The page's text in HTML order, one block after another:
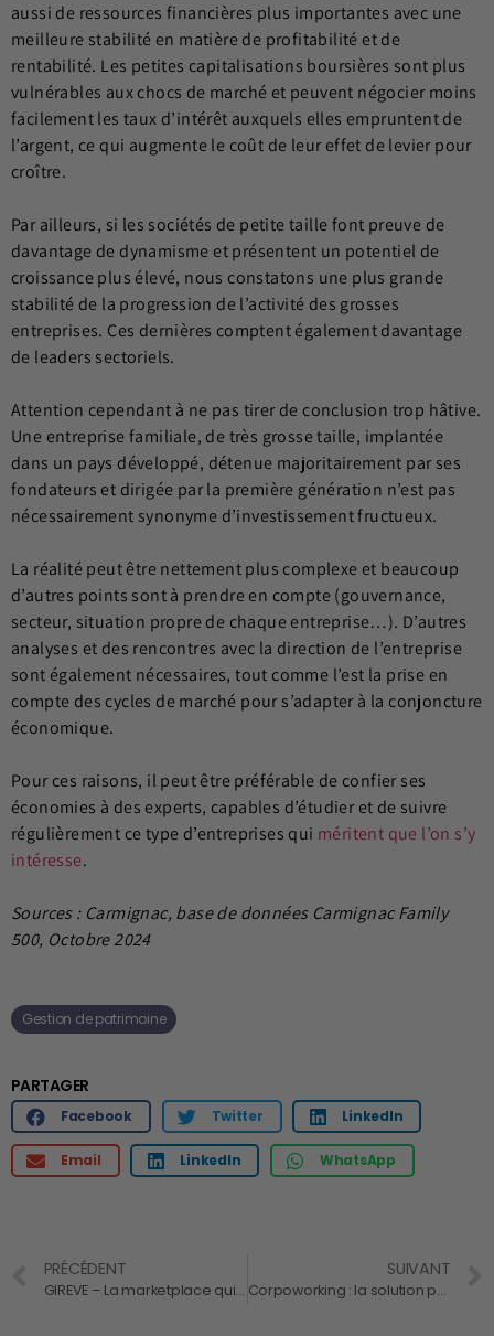
aussi de ressources financières plus importantes avec une
meilleure stabilité en matière de profitabilité et de
rentabilité. Les petites capitalisations boursières sont plus
vulnérables aux chocs de marché et peuvent négocier moins
facilement les taux d’intérêt auxquels elles empruntent de
l’argent, ce qui augmente le coût de leur effet de levier pour
croître.
Par ailleurs, si les sociétés de petite taille font preuve de
davantage de dynamisme et présentent un potentiel de
croissance plus élevé, nous constatons une plus grande
stabilité de la progression de l’activité des grosses
entreprises. Ces dernières comptent également davantage
de leaders sectoriels.
Attention cependant à ne pas tirer de conclusion trop hâtive.
Une entreprise familiale, de très grosse taille, implantée
dans un pays développé, détenue majoritairement par ses
fondateurs et dirigée par la première génération n’est pas
nécessairement synonyme d’investissement fructueux.
La réalité peut être nettement plus complexe et beaucoup
d’autres points sont à prendre en compte (gouvernance,
secteur, situation propre de chaque entreprise…). D’autres
analyses et des rencontres avec la direction de l’entreprise
sont également nécessaires, tout comme l’est la prise en
compte des cycles de marché pour s’adapter à la conjoncture
économique.
Pour ces raisons, il peut être préférable de confier ses
économies à des experts, capables d’étudier et de suivre
régulièrement ce type d’entreprises qui méritent que l’on s’y
intéresse.
Sources : Carmignac, base de données Carmignac Family
500, Octobre 2024
Gestion de patrimoine
PARTAGER
Facebook Twitter LinkedIn
Email LinkedIn WhatsApp
PRÉCÉDENT
GIREVE – La marketplace qui connecte l’écosystème des nouvelles mobilités
SUIVANT
Corpoworking : la solution pour réduire ses charges immobilières